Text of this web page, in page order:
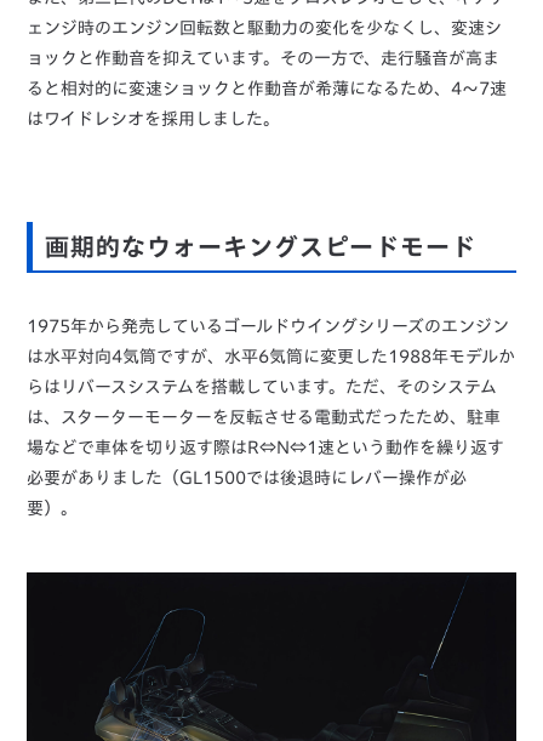
ェンジ時のエンジン回転数と駆動力の変化を少なくし、変速シ
ョックと作動音を抑えています。その一方で、走行騒音が高ま
ると相対的に変速ショックと作動音が希薄になるため、4～7速
はワイドレシオを採用しました。
画期的なウォーキングスピードモード
1975年から発売しているゴールドウイングシリーズのエンジン
は水平対向4気筒ですが、水平6気筒に変更した1988年モデルか
らはリバースシステムを搭載しています。ただ、そのシステム
は、スターターモーターを反転させる電動式だったため、駐車
場などで車体を切り返す際はR⇔N⇔1速という動作を繰り返す
必要がありました（GL1500では後退時にレバー操作が必
要）。